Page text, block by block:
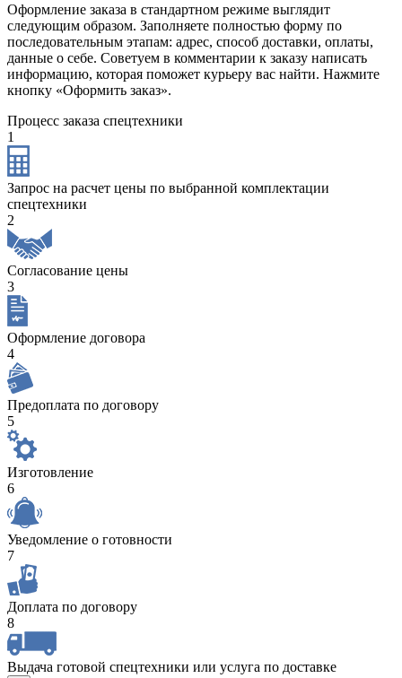
Оформление заказа в стандартном режиме выглядит
следующим образом. Заполняете полностью форму по
последовательным этапам: адрес, способ доставки, оплаты,
данные о себе. Советуем в комментарии к заказу написать
информацию, которая поможет курьеру вас найти. Нажмите
кнопку «Оформить заказ».
Процесс заказа спецтехники
1
Запрос на расчет цены по выбранной комплектации
спецтехники
2
Согласование цены
3
Оформление договора
4
Предоплата по договору
5
Изготовление
6
Уведомление о готовности
7
Доплата по договору
8
Выдача готовой спецтехники или услуга по доставке